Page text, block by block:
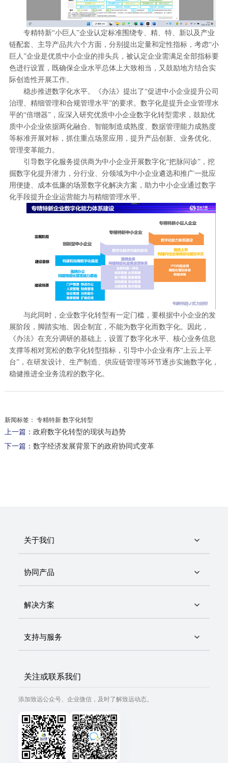
专精特新“小巨人”企业认定标准围绕专、精、特、新以及产业
链配套、主导产品共六个方面，分别提出定量和定性指标，考虑“小
巨人”企业是优质中小企业的排头兵，被认定企业需满足全部指标要
色进行设置，既确保企业水平总体上大致相当，又鼓励地方结合实
际创造性开展工作。
稳步推进数字化水平。《办法》提出了“促进中小企业提升公司
治理、精细管理和合规管理水平”的要求。数字化是提升企业管理水
平的“倍增器”，应深入研究优质中小企业数字化转型需求，鼓励优
质中小企业依据两化融合、智能制造成熟度、数据管理能力成熟度
等标准开展对标，抓住重点场景应用，提升产品创新、业务优化、
管理变革能力。
引导数字化服务提供商为中小企业开展数字化“把脉问诊”，挖
掘数字化提升潜力，分行业、分领域为中小企业遴选和推广一批应
用便捷、成本低廉的场景数字化解决方案，助力中小企业通过数字
化手段提升企业运营能力与精细管理水平。
与此同时，企业数字化转型有一定门槛，要根据中小企业的发
展阶段，脚踏实地、因企制宜，不能为数字化而数字化。因此，
《办法》在充分调研的基础上，设置了数字化水平、核心业务信息
支撑等相对宽松的数字化转型指标，引导中小企业有序“上云上平
台”，在研发设计、生产制造、供应链管理等环节逐步实施数字化，
稳健推进全业务流程的数字化。
新闻标签： 专精特新 数字化转型
上一篇： 政府数字化转型的现状与趋势
下一篇： 数字经济发展背景下的政府协同式变革
关于我们
协同产品
解决方案
支持与服务
关注或联系我们
添加致远公众号、企业微信，及时了解致远动态。